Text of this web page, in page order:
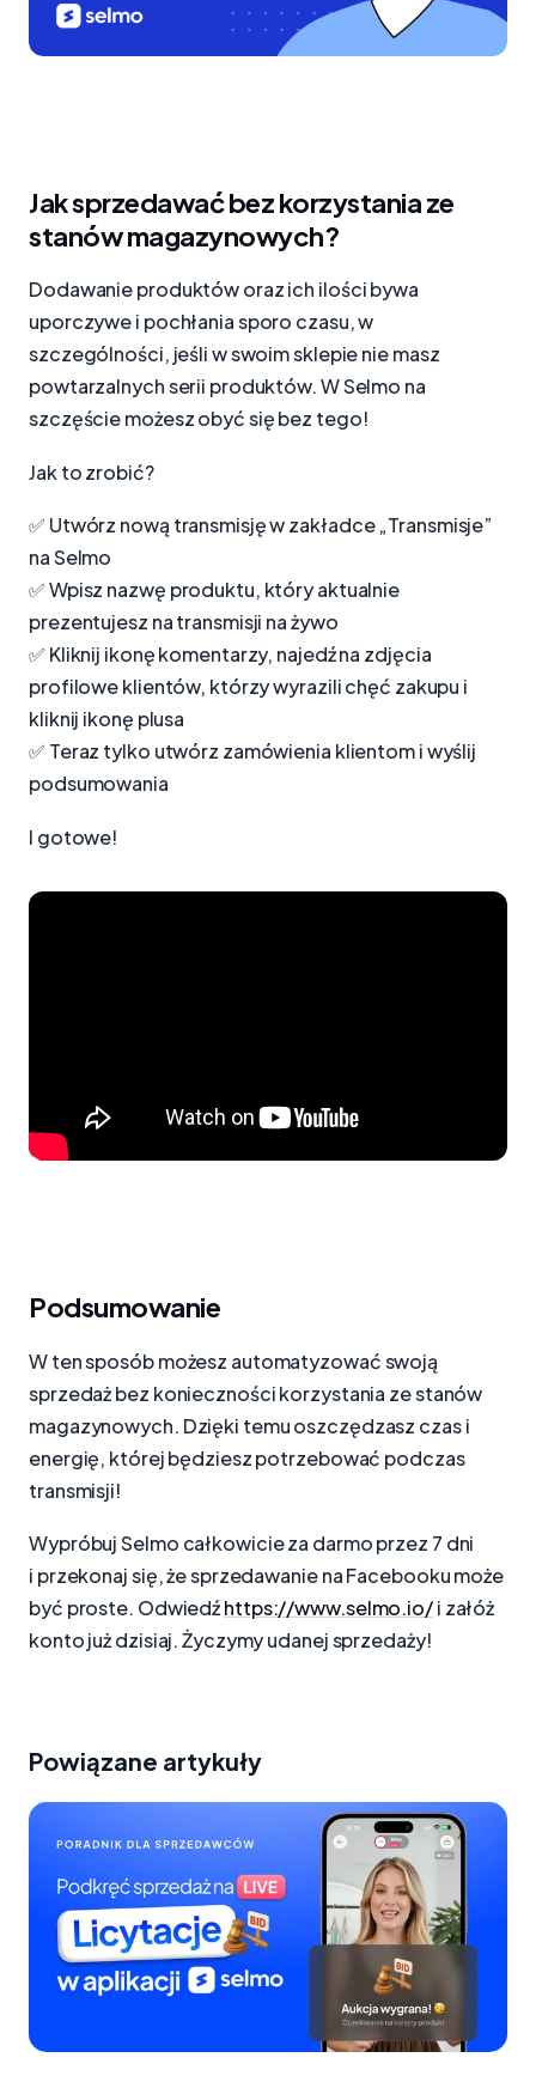
Jak sprzedawać bez korzystania ze
stanów magazynowych?
Dodawanie produktów oraz ich ilości bywa
uporczywe i pochłania sporo czasu, w
szczególności, jeśli w swoim sklepie nie masz
powtarzalnych serii produktów. W Selmo na
szczęście możesz obyć się bez tego!
Jak to zrobić?
✅ Utwórz nową transmisję w zakładce „Transmisje”
na Selmo
✅ Wpisz nazwę produktu, który aktualnie
prezentujesz na transmisji na żywo
✅ Kliknij ikonę komentarzy, najedź na zdjęcia
profilowe klientów, którzy wyrazili chęć zakupu i
kliknij ikonę plusa
✅ Teraz tylko utwórz zamówienia klientom i wyślij
podsumowania
I gotowe!
Podsumowanie
W ten sposób możesz automatyzować swoją
sprzedaż bez konieczności korzystania ze stanów
magazynowych. Dzięki temu oszczędzasz czas i
energię, której będziesz potrzebować podczas
transmisji!
Wypróbuj Selmo całkowicie za darmo przez 7 dni
i przekonaj się, że sprzedawanie na Facebooku może
być proste. Odwiedźhttps://www.selmo.io/i załóż
konto już dzisiaj. Życzymy udanej sprzedaży!
Powiązane artykuły